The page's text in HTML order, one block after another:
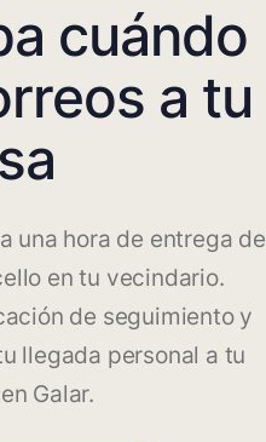
cuándo
a tu
una hora de entrega de
en tu vecindario.
de seguimiento y
llegada personal a tu
Galar.